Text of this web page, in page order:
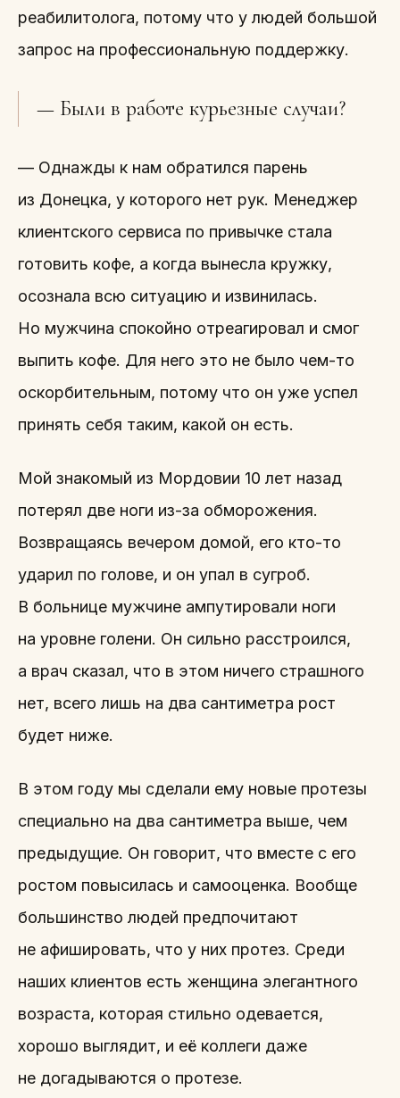
реабилитолога, потому что у людей большой
запрос на профессиональную поддержку.
— Были в работе курьезные случаи?
— Однажды к нам обратился парень
из Донецка, у которого нет рук. Менеджер
клиентского сервиса по привычке стала
готовить кофе, а когда вынесла кружку,
осознала всю ситуацию и извинилась.
Но мужчина спокойно отреагировал и смог
выпить кофе. Для него это не было чем-то
оскорбительным, потому что он уже успел
принять себя таким, какой он есть.
Мой знакомый из Мордовии 10 лет назад
потерял две ноги из-за обморожения.
Возвращаясь вечером домой, его кто-то
ударил по голове, и он упал в сугроб.
В больнице мужчине ампутировали ноги
на уровне голени. Он сильно расстроился,
а врач сказал, что в этом ничего страшного
нет, всего лишь на два сантиметра рост
будет ниже.
В этом году мы сделали ему новые протезы
специально на два сантиметра выше, чем
предыдущие. Он говорит, что вместе с его
ростом повысилась и самооценка. Вообще
большинство людей предпочитают
не афишировать, что у них протез. Среди
наших клиентов есть женщина элегантного
возраста, которая стильно одевается,
хорошо выглядит, и её коллеги даже
не догадываются о протезе.